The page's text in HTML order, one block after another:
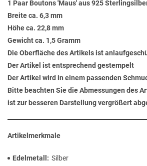
1 Paar Boutons 'Maus' aus 925
Breite ca. 6,3 mm
Höhe ca. 22,8 mm
Gewicht ca. 1,5 Gramm
Die Oberfläche des Artikels ist
Der Artikel ist entsprechend gestempelt
Der Artikel wird in einem passenden
Bitte beachten Sie die Abmessungen des
ist zur besseren Darstellung vergrößert
Artikelmerkmale
Edelmetall
Silber